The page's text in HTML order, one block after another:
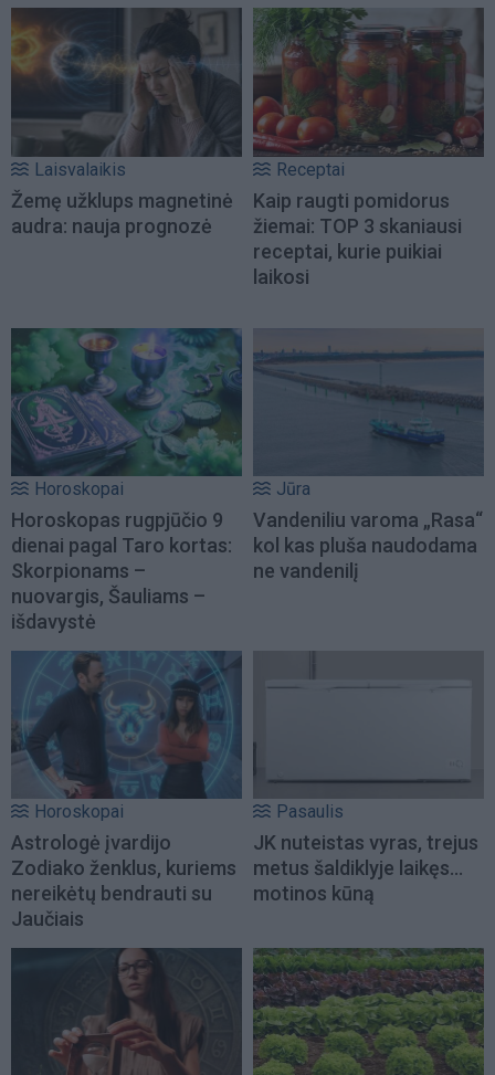
Laisvalaikis
Žemę užklups magnetinė
audra: nauja prognozė
Receptai
Kaip raugti pomidorus
žiemai: TOP 3 skaniausi
receptai, kurie puikiai
laikosi
Horoskopai
Horoskopas rugpjūčio 9
dienai pagal Taro kortas:
Skorpionams –
nuovargis, Šauliams –
išdavystė
Jūra
Vandeniliu varoma „Rasa“
kol kas pluša naudodama
ne vandenilį
Horoskopai
Astrologė įvardijo
Zodiako ženklus, kuriems
nereikėtų bendrauti su
Jaučiais
Pasaulis
JK nuteistas vyras, trejus
metus šaldiklyje laikęs...
motinos kūną